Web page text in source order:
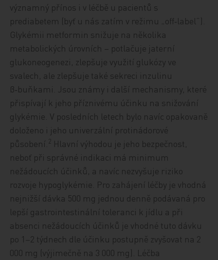
významný přínos i v léčbě u pacientů s
prediabetem (byť u nás zatím v režimu „off‑label“).
Glykémii metformin snižuje na několika
metabolických úrovních – potlačuje jaterní
glukoneogenezi, zlepšuje využití glukózy ve
svalech, ale zlepšuje také sekreci inzulinu
β‑buňkami. Jsou známy i další mechanismy, které
přispívají k jeho příznivému účinku na snižování
glykémie. V posledních letech bylo navíc opakovaně
doloženo i jeho univerzální protinádorové
působení. 2 Hlavní výhodou je jeho bezpečnost,
neboť při správné indikaci má minimum
nežádoucích účinků, a navíc nezvyšuje riziko
rozvoje hypoglykémie. Pro zahájení léčby je vhodná
nejnižší dávka 500 mg jednou denně podávaná pro
lepší gastrointestinální toleranci k jídlu a při
absenci nežádoucích účinků je vhodné tuto dávku
po 1–2 týdnech dle účinku postupně zvyšovat na 2
000 mg (výjimečně na 3 000 mg). Léčba